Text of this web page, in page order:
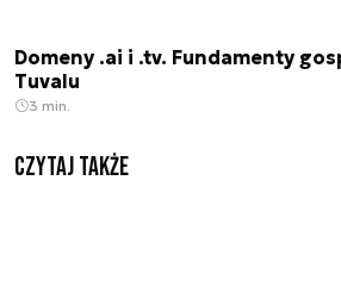
Domeny .ai i .tv. Fundamenty
Tuvalu
3 min.
Czytaj także